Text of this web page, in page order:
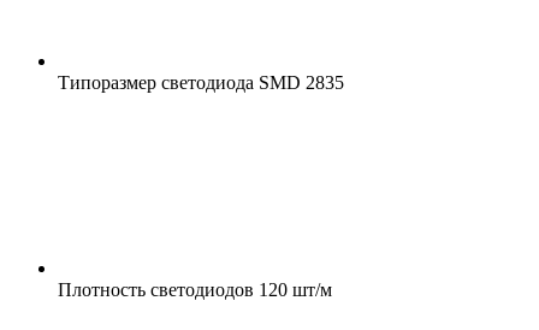
Типоразмер светодиода SMD 2835
Плотность светодиодов 120 шт/м